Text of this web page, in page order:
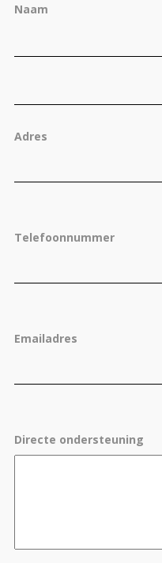
Naam
Adres
Telefoonnummer
Emailadres
Directe ondersteuning